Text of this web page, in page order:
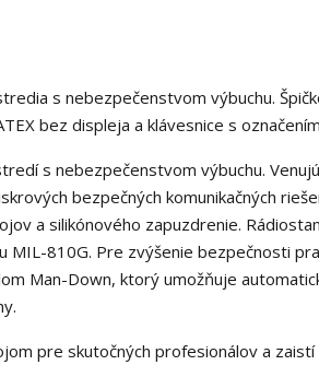
s nebezpečenstvom výbuchu.
bez displeja a klávesnice s
s nebezpečenstvom výbuchu.
bezpečných komunikačných
a silikónového zapuzdrenie.
810G. Pre zvýšenie bezpečnosti
Man-Down, ktorý umožňuje
pre skutočných profesionálov a